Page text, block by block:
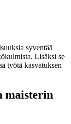
syventää
Lisäksi se
työtä kasvatuksen
maisterin